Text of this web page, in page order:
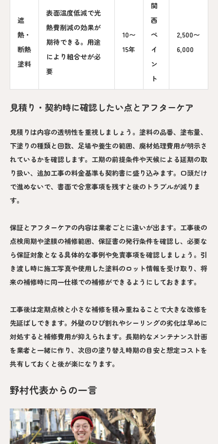
遮
熱・
断熱
塗料
表面温度低減で光
熱費削減の効果が
期待できる。用途
により組合せが必
要
10〜
15年
関
西
ペ
イ
ン
ト
2,500〜
6,000
見積り・契約時に確認したい点とアフターケア
見積りは内容の透明性を重視しましょう。塗料の品番、塗布量、
下塗りの種類と回数、足場や養生の範囲、廃材処理費用が明示さ
れているかを確認します。工期の前提条件や天候による延期の取
り扱い、追加工事の料金基準も契約書に盛り込みます。口頭だけ
で進めないで、書面で合意事項を残すと後のトラブルが減りま
す。
保証とアフターケアの内容は業者ごとに違いが出ます。工事後の
点検周期や塗膜の補修範囲、保証書の発行条件を確認し、必要な
ら保証対象となる具体的な事例や免責事項を確認しましょう。引
き渡し時に施工写真や使用した塗料のロット情報を受け取り、将
来の補修時に同一仕様での補修ができるようにしておきます。
工事後は定期点検と小さな補修を積み重ねることで大きな改修を
先延ばしできます。外壁のひび割れやシーリングの劣化は早めに
対処すると補修費用が抑えられます。長期的なメンテナンス計画
を業者と一緒に作り、次回の塗り替え時期の目安と想定コストを
共有しておくと後が楽になります。
野村代表からの一言